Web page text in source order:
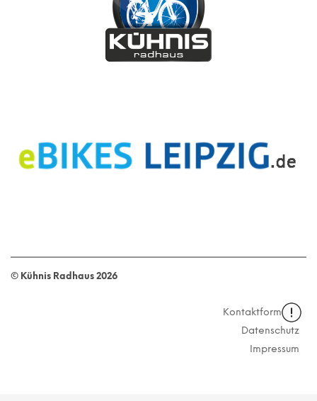
© Kühnis Radhaus 2026
Kontaktformular
Datenschutz
Impressum